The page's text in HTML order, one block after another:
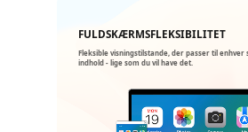
FULDSKÆRMSFLEKSIBILITET
Fleksible visningstilstande, der passer til
indhold - lige som du vil have det.